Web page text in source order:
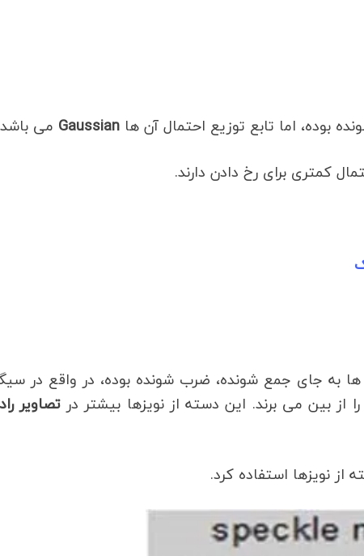
بوده، اما تابع توزیع احتمال آن ها
می
کمتری برای رخ دادن دارند.
به جای جمع شونده، ضرب شونده بوده، در واقع در
بین می برند. این دسته از نویزها بیشتر درتصاویر
نویزها استفاده کرد.